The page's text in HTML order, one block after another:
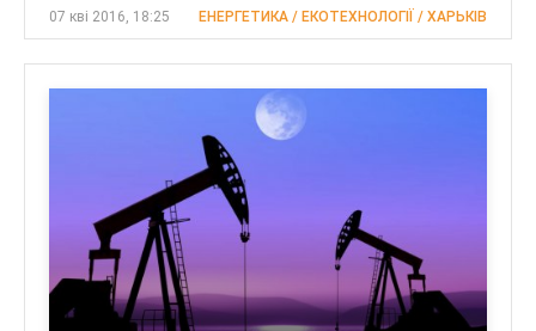
07 кві 2016, 18:25 ЕНЕРГЕТИКА / ЕКОТЕХНОЛОГІЇ / ХАРЬКІВ